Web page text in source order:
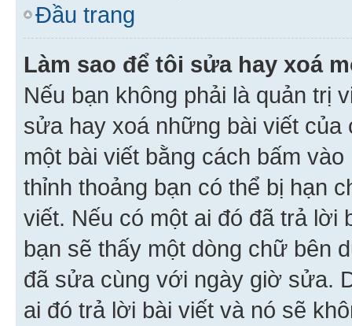
Đầu trang
Làm sao để tôi sửa hay xoá
Nếu bạn không phải là quản trị
sửa hay xoá những bài viết
một bài viết bằng cách bấm
thỉnh thoảng bạn có thể bị hạn
viết. Nếu có một ai đó đã trả lời
bạn sẽ thấy một dòng chữ bên
đã sửa cùng với ngày giờ sửa.
ai đó trả lời bài viết và nó sẽ